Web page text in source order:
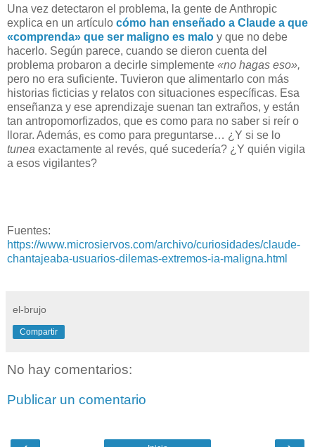
Una vez detectaron el problema, la gente de Anthropic
explica en un artículo cómo han enseñado a Claude a que
«comprenda» que ser maligno es malo y que no debe
hacerlo. Según parece, cuando se dieron cuenta del
problema probaron a decirle simplemente «no hagas eso»,
pero no era suficiente. Tuvieron que alimentarlo con más
historias ficticias y relatos con situaciones específicas. Esa
enseñanza y ese aprendizaje suenan tan extraños, y están
tan antropomorfizados, que es como para no saber si reír o
llorar. Además, es como para preguntarse… ¿Y si se lo
tunea exactamente al revés, qué sucedería? ¿Y quién vigila
a esos vigilantes?
Fuentes:
https://www.microsiervos.com/archivo/curiosidades/claude-
chantajeaba-usuarios-dilemas-extremos-ia-maligna.html
el-brujo
Compartir
No hay comentarios:
Publicar un comentario